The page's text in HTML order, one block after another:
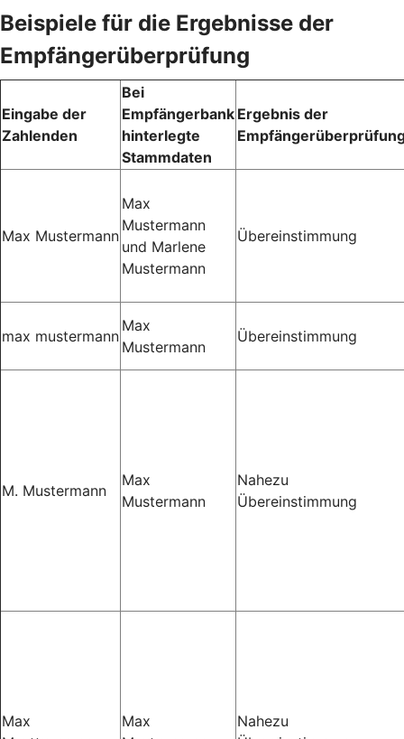
Beispiele für die Ergebnisse der
Empfängerüberprüfung
Eingabe der
Zahlenden
Bei
Empfängerbank
hinterlegte
Stammdaten
Ergebnis der
Max Mustermann
Max
Mustermann
und Marlene
Mustermann
Übereinstimmung
max mustermann
Max
Mustermann
Übereinstimmung
M. Mustermann
Max
Mustermann
Nahezu
Übereinstimmung
Max
Max
Nahezu